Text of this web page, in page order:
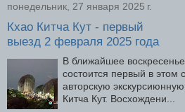
понедельник, 27 января 2025 г.
Кхао Китча Кут - первый
выезд 2 февраля 2025 года
В ближайшее
состоится первый в этом
авторскую
Китча Кут. Восхождени...